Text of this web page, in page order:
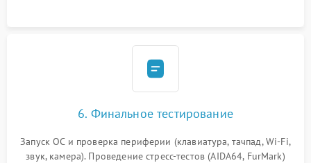
6. Финальное тестирование
Запуск ОС и проверка периферии (клавиатура, тачпад, Wi-Fi,
звук, камера). Проведение стресс-тестов (AIDA64, FurMark)